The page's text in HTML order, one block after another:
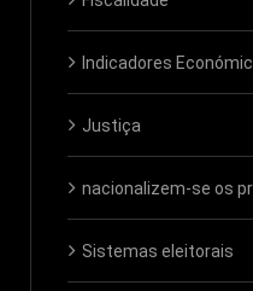
Indicadores
Justiça
nacionalizem-se os
Sistemas eleitorais